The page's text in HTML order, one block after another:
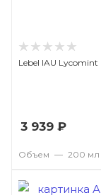
Lebel IAU
3 939 ₽
Объем — 200 мл